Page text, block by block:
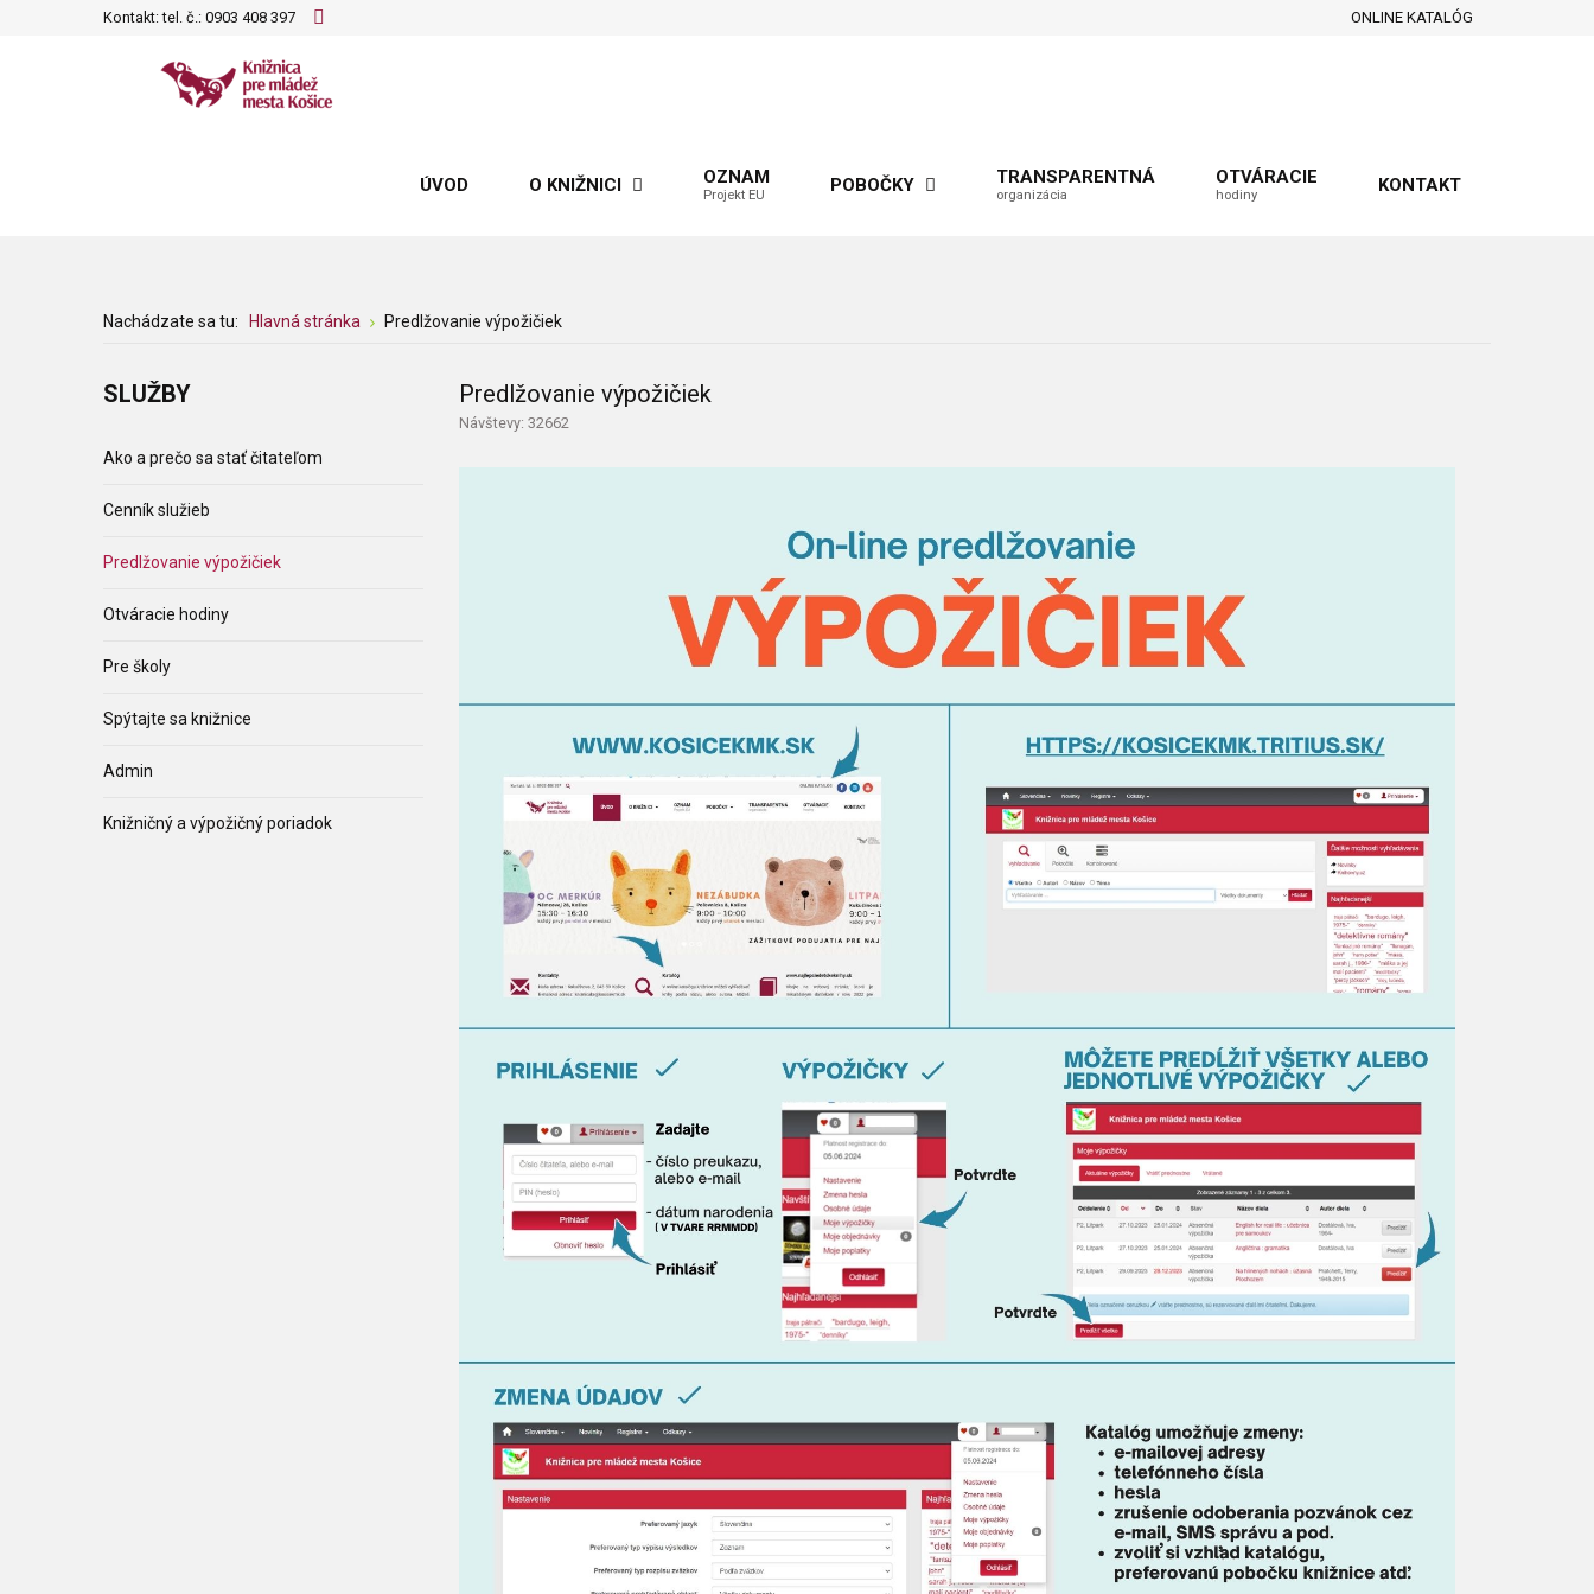
Kontakt: tel. č.: 0903 408 397 ONLINE KATALÓG
ÚVOD O KNIŽNICI OZNAM
Projekt EU POBOČKY TRANSPARENTNÁ
organizácia
OTVÁRACIE
hodiny KONTAKT
Nachádzate sa tu: Hlavná stránka Predlžovanie výpožičiek
Predlžovanie výpožičiek
Návštevy: 32662
SLUŽBY
Ako a prečo sa stať čitateľom
Cenník služieb
Predlžovanie výpožičiek
Otváracie hodiny
Pre školy
Spýtajte sa knižnice
Admin
Knižničný a výpožičný poriadok